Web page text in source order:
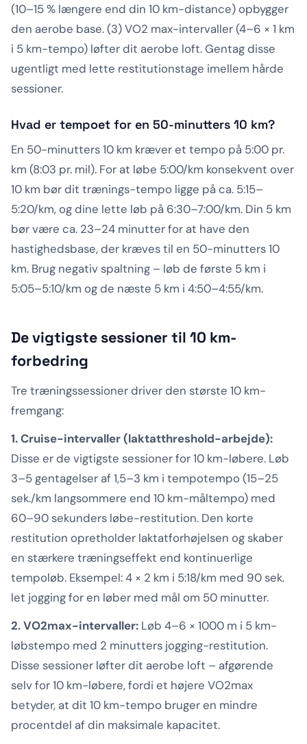
(10–15 % længere end din 10 km-distance) opbygger
den aerobe base. (3) VO2 max-intervaller (4–6 × 1 km
i 5 km-tempo) løfter dit aerobe loft. Gentag disse
ugentligt med lette restitutionstage imellem hårde
sessioner.
Hvad er tempoet for en 50-minutters 10 km?
En 50-minutters 10 km kræver et tempo på 5:00 pr.
km (8:03 pr. mil). For at løbe 5:00/km konsekvent over
10 km bør dit trænings-tempo ligge på ca. 5:15–
5:20/km, og dine lette løb på 6:30–7:00/km. Din 5 km
bør være ca. 23–24 minutter for at have den
hastighedsbase, der kræves til en 50-minutters 10
km. Brug negativ spaltning – løb de første 5 km i
5:05–5:10/km og de næste 5 km i 4:50–4:55/km.
De vigtigste sessioner til 10 km-
forbedring
Tre træningssessioner driver den største 10 km-
fremgang:
1. Cruise-intervaller (laktatthreshold-arbejde):
Disse er de vigtigste sessioner for 10 km-løbere. Løb
3–5 gentagelser af 1,5–3 km i tempotempo (15–25
sek./km langsommere end 10 km-måltempo) med
60–90 sekunders løbe-restitution. Den korte
restitution opretholder laktatforhøjelsen og skaber
en stærkere træningseffekt end kontinuerlige
tempoløb. Eksempel: 4 × 2 km i 5:18/km med 90 sek.
let jogging for en løber med mål om 50 minutter.
2. VO2max-intervaller: Løb 4–6 × 1000 m i 5 km-
løbstempo med 2 minutters jogging-restitution.
Disse sessioner løfter dit aerobe loft – afgørende
selv for 10 km-løbere, fordi et højere VO2max
betyder, at dit 10 km-tempo bruger en mindre
procentdel af din maksimale kapacitet.